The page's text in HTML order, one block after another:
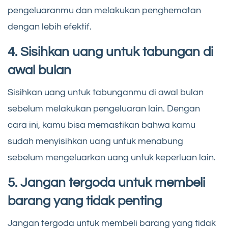
pengeluaranmu dan melakukan penghematan
dengan lebih efektif.
4. Sisihkan uang untuk tabungan di
awal bulan
Sisihkan uang untuk tabunganmu di awal bulan
sebelum melakukan pengeluaran lain. Dengan
cara ini, kamu bisa memastikan bahwa kamu
sudah menyisihkan uang untuk menabung
sebelum mengeluarkan uang untuk keperluan lain.
5. Jangan tergoda untuk membeli
barang yang tidak penting
Jangan tergoda untuk membeli barang yang tidak